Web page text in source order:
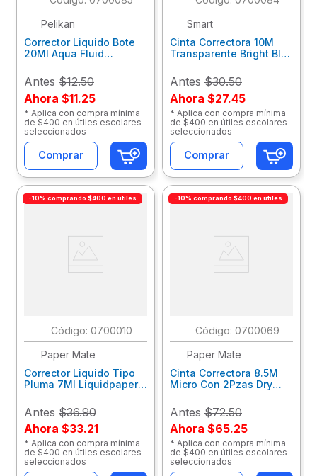
Pelikan
Corrector Liquido Bote
20Ml Aqua Fluid
Antes $12.50
Ahora $11.25
* Aplica con compra mínima
de $400 en útiles escolares
seleccionados
Comprar
Smart
Cinta Correctora 10M
Transparente Bright Blt
Antes $30.50
Ahora $27.45
* Aplica con compra mínima
de $400 en útiles escolares
seleccionados
Comprar
-10% comprando $400 en útiles
: 0700010
Paper Mate
Corrector Liquido Tipo
Pluma 7Ml Liquidpaper
Antes $36.90
Ahora $33.21
* Aplica con compra mínima
de $400 en útiles escolares
seleccionados
-10% comprando $400 en útiles
: 0700069
Paper Mate
Cinta Correctora 8.5M
Micro Con 2Pzas Dry
Antes $72.50
Ahora $65.25
* Aplica con compra mínima
de $400 en útiles escolares
seleccionados